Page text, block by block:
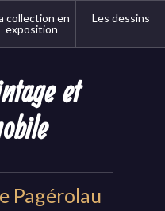
collection en
exposition
Les dessins
et
Pagérolau